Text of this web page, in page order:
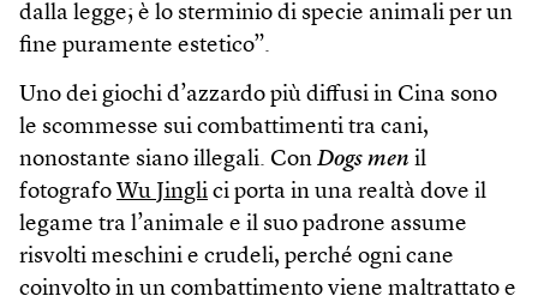
dalla legge; è lo sterminio di specie animali per un
fine puramente estetico”.
Uno dei giochi d’azzardo più diffusi in Cina sono
le scommesse sui combattimenti tra cani,
nonostante siano illegali. Con Dogs men il
fotografo Wu Jingli ci porta in una realtà dove il
legame tra l’animale e il suo padrone assume
risvolti meschini e crudeli, perché ogni cane
coinvolto in un combattimento viene maltrattato e